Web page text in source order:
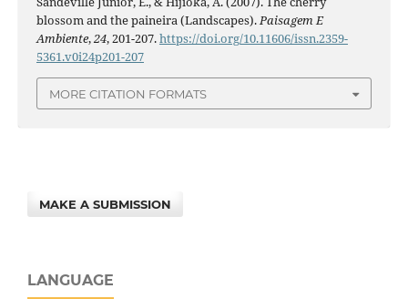
blossom and the paineira (Landscapes).Paisagem E
Ambiente,24, 201-207.https://doi.org/10.11606/issn.2359-
5361.v0i24p201-207
MORE CITATION FORMATS
MAKE A SUBMISSION
LANGUAGE